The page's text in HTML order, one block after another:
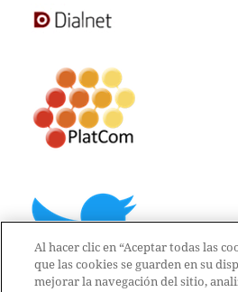
Al hacer clic en “Aceptar todas las
que las cookies se guarden en su
mejorar la navegación del sitio,